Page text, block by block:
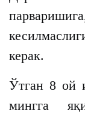
керак.
Ўтган 8 ой
мингга